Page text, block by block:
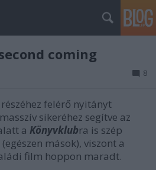
coming
8
felérő nyitányt
sikeréhez segítve az
a Könyvklubra is szép
mások), viszont a
film hoppon maradt.